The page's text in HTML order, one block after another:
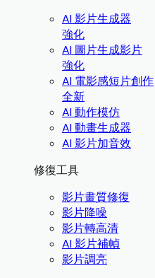
AI 影片生成器
強化
AI 圖片生成影片
強化
AI 電影感短片創作
全新
AI 動作模仿
AI 動畫生成器
AI 影片加音效
修復工具
影片畫質修復
影片降噪
影片轉高清
AI 影片補幀
影片調亮